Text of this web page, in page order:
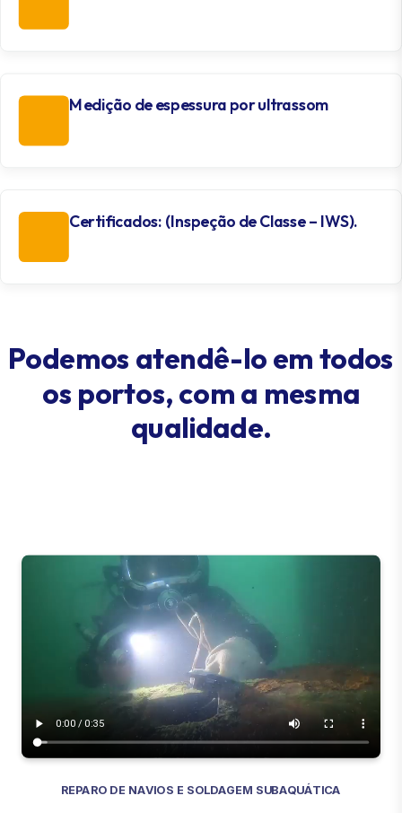
Medição de espessura por ultrassom
Certificados: (Inspeção de Classe – IWS).
Podemos atendê-lo em todos
os portos, com a mesma
qualidade.
REPARO DE NAVIOS E SOLDAGEM SUBAQUÁTICA